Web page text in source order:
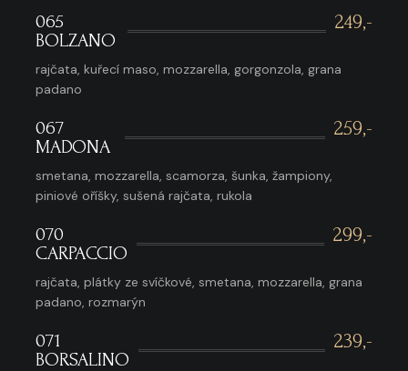
065
BOLZANO
249,-
rajčata, kuřecí maso, mozzarella, gorgonzola, grana
padano
067
MADONA
259,-
smetana, mozzarella, scamorza, šunka, žampiony,
piniové oříšky, sušená rajčata, rukola
070
CARPACCIO
299,-
rajčata, plátky ze svíčkové, smetana, mozzarella, grana
padano, rozmarýn
071
BORSALINO
239,-